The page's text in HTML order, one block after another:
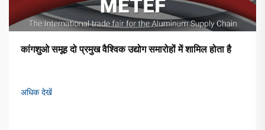
कांगशुओ समूह दो प्रमुख वैश्विक उद्योग समारोहों में शामिल होता है
अधिक देखें